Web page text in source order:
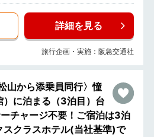
詳細を見る
旅行企画・実施：阪急交通社
山から添乗員同行〉憧
に泊まる（3泊目）台
チャージ不要！ご宿泊は3泊
スクラスホテル(当社基準)で